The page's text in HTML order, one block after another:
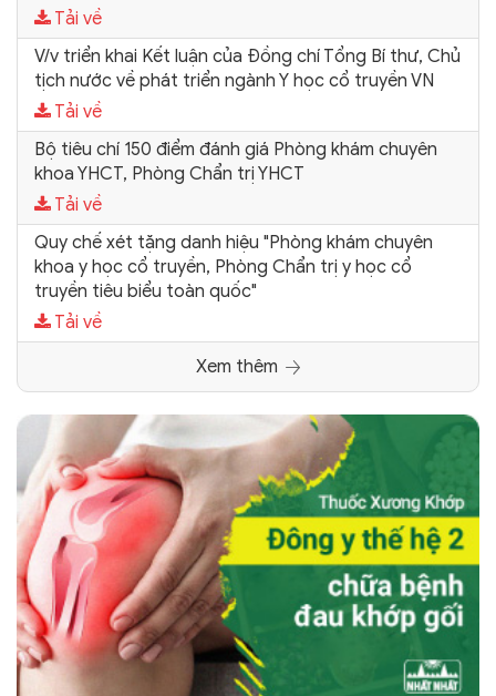
Tải về
V/v triển khai Kết luận của Đồng chí Tổng Bí thư, Chủ
tịch nước về phát triển ngành Y học cổ truyền VN
Tải về
Bộ tiêu chí 150 điểm đánh giá Phòng khám chuyên
khoa YHCT, Phòng Chẩn trị YHCT
Tải về
Quy chế xét tặng danh hiệu "Phòng khám chuyên
khoa y học cổ truyền, Phòng Chẩn trị y học cổ
truyền tiêu biểu toàn quốc"
Tải về
Xem thêm